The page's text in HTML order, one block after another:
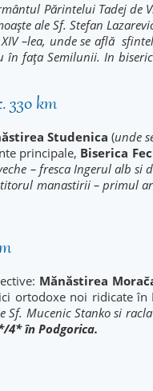
Părintelui Tadej de
ale Sf. Stefan
–lea, unde se află
faţa Semilunii. In
330 km
Studenica(unde
principale, Biserica
– fresca Ingerul alb si
manastirii – primul
Mănăstirea
ortodoxe noi ridicate în
Sf. Mucenic Stanko si
4* în Podgorica.